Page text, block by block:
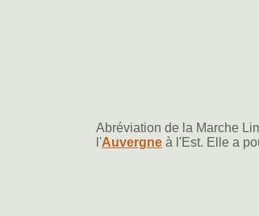
Abréviation de la Marche
l'Auvergne à l'Est. Elle a